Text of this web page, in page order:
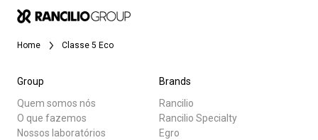
Home Classe 5 Eco
Group
Quem somos nós
O que fazemos
Nossos laboratórios
Brands
Rancilio
Rancilio Specialty
Egro
Todos
Notícias
Nossos laboratórios